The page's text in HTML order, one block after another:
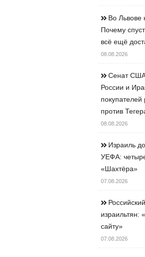
Во Львове
Почему
всё ещё
08.08.2026
Сенат США
России и
против
08.08.2026
Израиль
УЕФА:
«Шахтёра»
07.08.2026
израильтян:
сайту»
07.08.2026